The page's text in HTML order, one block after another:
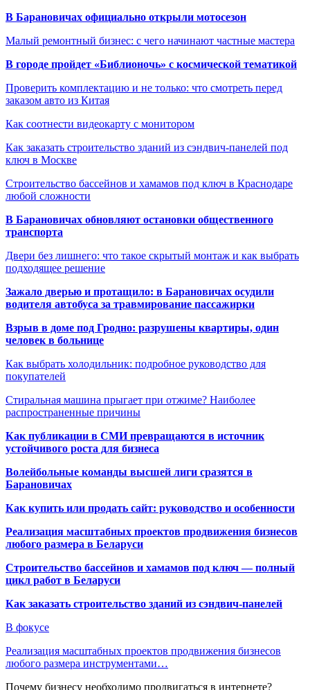
В Барановичах официально открыли мотосезон
Малый ремонтный бизнес: с чего начинают частные мастера
В городе пройдет «Библионочь» с космической тематикой
Проверить комплектацию и не только: что смотреть перед
заказом авто из Китая
Как соотнести видеокарту с монитором
Как заказать строительство зданий из сэндвич-панелей под
ключ в Москве
Строительство бассейнов и хамамов под ключ в Краснодаре
любой сложности
В Барановичах обновляют остановки общественного
транспорта
Двери без лишнего: что такое скрытый монтаж и как выбрать
подходящее решение
Зажало дверью и протащило: в Барановичах осудили
водителя автобуса за травмирование пассажирки
Взрыв в доме под Гродно: разрушены квартиры, один
человек в больнице
Как выбрать холодильник: подробное руководство для
покупателей
Стиральная машина прыгает при отжиме? Наиболее
распространенные причины
Как публикации в СМИ превращаются в источник
устойчивого роста для бизнеса
Волейбольные команды высшей лиги сразятся в
Барановичах
Как купить или продать сайт: руководство и особенности
Реализация масштабных проектов продвижения бизнесов
любого размера в Беларуси
Строительство бассейнов и хамамов под ключ — полный
цикл работ в Беларуси
Как заказать строительство зданий из сэндвич-панелей
В фокусе
Реализация масштабных проектов продвижения бизнесов
любого размера инструментами…
Почему бизнесу необходимо продвигаться в интернете?